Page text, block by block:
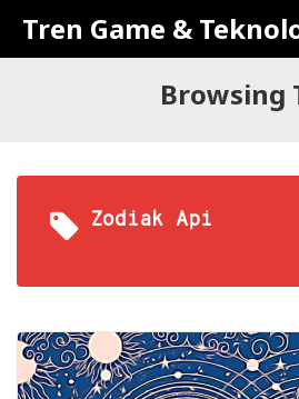
Tren Game &
Browsing
Zodiak Api